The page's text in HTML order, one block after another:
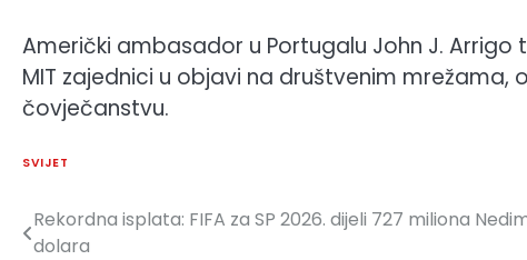
Američki ambasador u Portugalu John J.
MIT zajednici u objavi na društvenim mrežama,
čovječanstvu.
SVIJET
Navigacija
Rekordna isplata: FIFA za SP 2026. dijeli 727 miliona
dolara